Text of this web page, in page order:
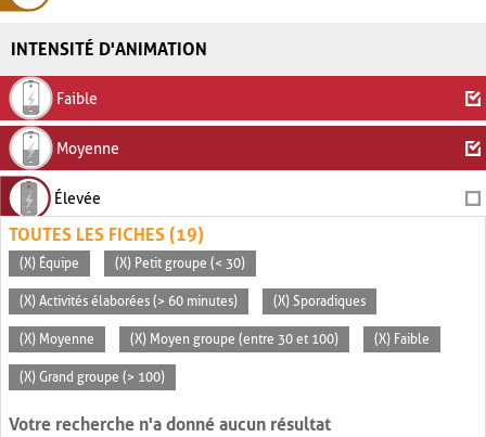
INTENSITÉ D'ANIMATION
Faible
Moyenne
Élevée
TOUTES LES FICHES (19)
(X) Équipe (X) Petit groupe (< 30)
(X) Activités élaborées (> 60 minutes) (X) Sporadiques
(X) Moyenne (X) Moyen groupe (entre 30 et 100) (X) Faible
(X) Grand groupe (> 100)
Votre recherche n'a donné aucun résultat